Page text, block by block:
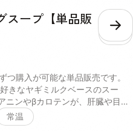
ット
スープ【単品販
こ
つ購入が可能な単品販売です。
きなヤギミルクベースのスー
ニンやβカロテンが、肝臓や目の
んパウダー、脱脂米ぬか、ムラ
リン(一部に乳成分を含む)】
常温